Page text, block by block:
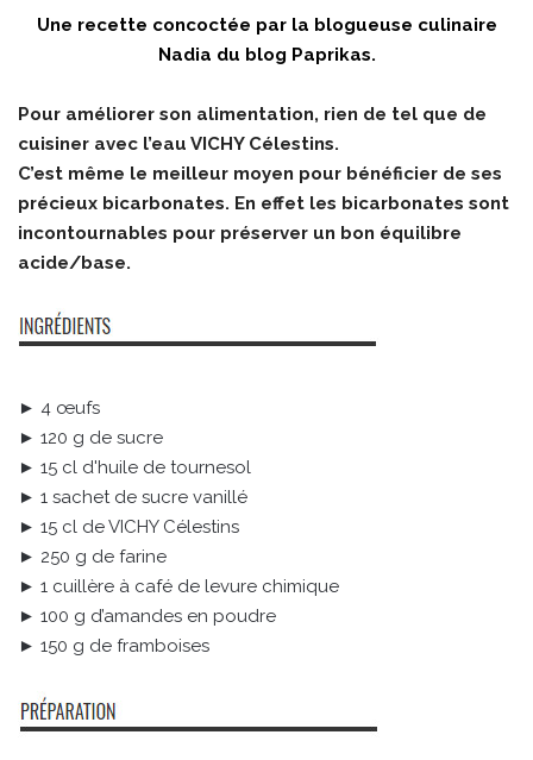
Une recette concoctée par la blogueuse culinaire
Nadia du blog Paprikas.
Pour améliorer son alimentation, rien de tel que de
cuisiner avec l’eau VICHY Célestins.
C’est même le meilleur moyen pour bénéficier de ses
précieux bicarbonates. En effet les bicarbonates sont
incontournables pour préserver un bon équilibre
acide/base.
► 4 œufs
► 120 g de sucre
► 15 cl d'huile de tournesol
► 1 sachet de sucre vanillé
► 15 cl de VICHY Célestins
► 250 g de farine
► 1 cuillère à café de levure chimique
► 100 g d’amandes en poudre
► 150 g de framboises